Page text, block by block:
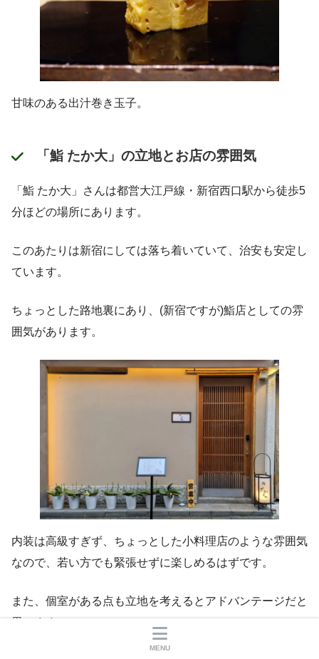
甘味のある出汁巻き玉子。
「鮨 たか大」の立地とお店の雰囲気
「鮨 たか大」さんは都営大江戸線・新宿西口駅から徒歩5
分ほどの場所にあります。
このあたりは新宿にしては落ち着いていて、治安も安定し
ています。
ちょっとした路地裏にあり、(新宿ですが)鮨店としての雰
囲気があります。
内装は高級すぎず、ちょっとした小料理店のような雰囲気
なので、若い方でも緊張せずに楽しめるはずです。
また、個室がある点も立地を考えるとアドバンテージだと
思います。
MENU